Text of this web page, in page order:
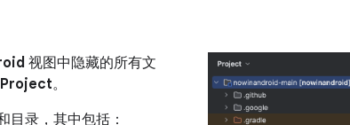
视图中隐藏的所有文
Project。
目录，其中包括：